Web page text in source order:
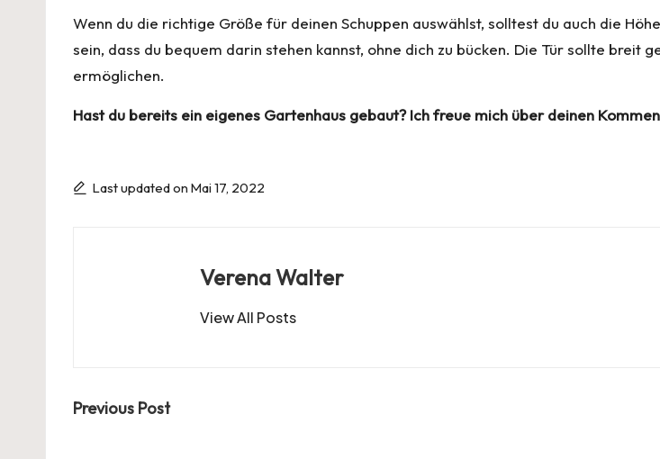
Wenn du die richtige Größe für deinen Schuppen auswählst, solltest du auch die
sein, dass du bequem darin stehen kannst, ohne dich zu bücken. Die Tür sollte breit
ermöglichen.
Hast du bereits ein eigenes Gartenhaus gebaut? Ich freue mich über deinen
Last updated on Mai 17, 2022
Verena Walter
View All Posts
Post
Previous Post